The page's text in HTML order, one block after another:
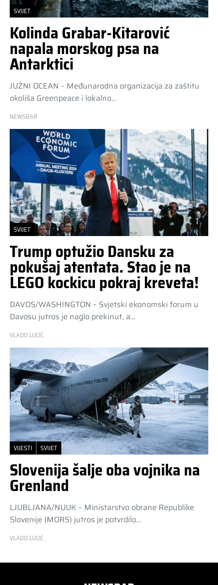
SVIJET
Kolinda Grabar-Kitarović
napala morskog psa na
Antarktici
JUŽNI OCEAN – Međunarodna organizacija za zaštitu
okoliša Greenpeace i lokalno…
NEWSBAR
SVIJET
Trump optužio Dansku za
pokušaj atentata. Stao je na
LEGO kockicu pokraj kreveta!
DAVOS/WASHINGTON – Svjetski ekonomski forum u
Davosu jutros je naglo prekinut, a…
VLADO LUCIĆ
VIJESTI SVIJET
Slovenija šalje oba vojnika na
Grenland
LJUBLJANA/NUUK – Ministarstvo obrane Republike
Slovenije (MORS) jutros je potvrdilo…
VLADO LUCIĆ